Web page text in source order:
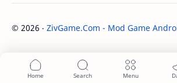
MOD APK FREE FIRE MOD DATA
MOD DATA PUBG MOD FREE FIRE
MOD FREE FIRE IOS MOD GAME
© 2026 ‧ ZivGame.Com - Mod Game